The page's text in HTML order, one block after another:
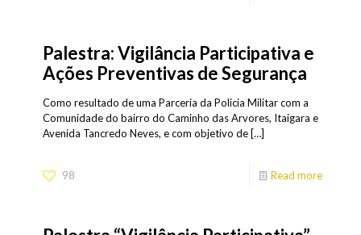
Palestra: Vigilância Participativa e
Ações Preventivas de Segurança
Como resultado de uma Parceria da Policia Militar com a
Comunidade do bairro do Caminho das Arvores, Itaigara e
Avenida Tancredo Neves, e com objetivo de […]
98 Read more